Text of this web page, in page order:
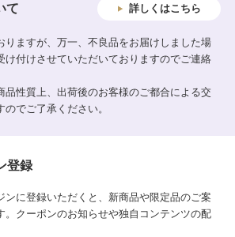
て 詳しくはこちら
りますが、万一、不良品をお届けしました場
け付けさせていただいておりますのでご連絡
品性質上、出荷後のお客様のご都合による交
でご了承ください。
登録
ンに登録いただくと、新商品や限定品のご案
。クーポンのお知らせや独自コンテンツの配